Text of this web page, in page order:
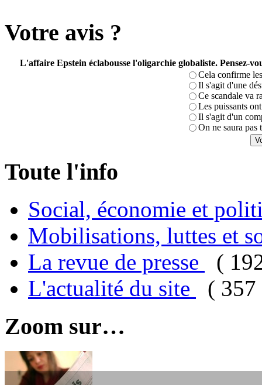
Votre avis ?
L'affaire Epstein éclabousse l'oligarchie globaliste. Pensez-
Cela confirme
Il s'agit d'une
Ce scandale va
Les puissants
Il s'agit d'un
On ne saura pas
Toute l'info
Social, économie et
Mobilisations, luttes et
La revue de presse
(
L'actualité du site
( 357
Zoom sur…